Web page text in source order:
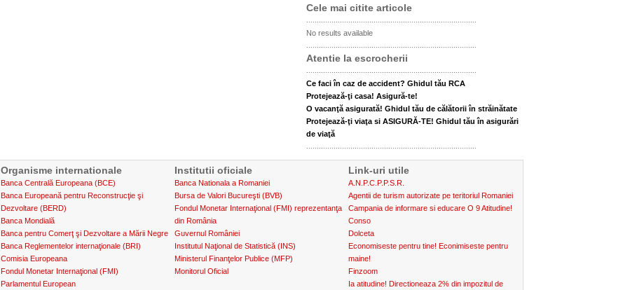
Cele mai citite articole
No results available
Atentie la escrocherii
Ce faci în caz de accident? Ghidul tău RCA
Protejează-ţi casa! Asigură-te!
O vacanţă asigurată! Ghidul tău de călătorii în străinătate
Protejează-ţi viaţa si ASIGURĂ-TE! Ghidul tău în asigurări
de viaţă
Organisme internationale
Banca Centrală Europeana (BCE)
Banca Europeană pentru Reconstrucţie şi
Dezvoltare (BERD)
Banca Mondială
Banca pentru Comerţ şi Dezvoltare a Mării Negre
Banca Reglementelor internaţionale (BRI)
Comisia Europeana
Fondul Monetar Internaţional (FMI)
Parlamentul European
Institutii oficiale
Banca Nationala a Romaniei
Bursa de Valori Bucureşti (BVB)
Fondul Monetar Internaţional (FMI) reprezentanţa
din România
Guvernul României
Institutul Naţional de Statistică (INS)
Ministerul Finanţelor Publice (MFP)
Monitorul Oficial
Link-uri utile
A.N.P.C.P.P.S.R.
Agentii de turism autorizate pe teritoriul Romaniei
Campania de informare si educare O 9 Atitudine!
Conso
Dolceta
Economiseste pentru tine! Econimiseste pentru
maine!
Finzoom
Ia atitudine! Directioneaza 2% din impozitul de